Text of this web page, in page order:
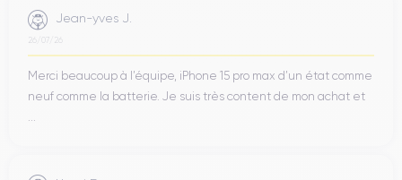
Jean-yves J.
26/07/26
Merci beaucoup à l’équipe, iPhone 15 pro max d’un état comme
neuf comme la batterie. Je suis très content de mon achat et